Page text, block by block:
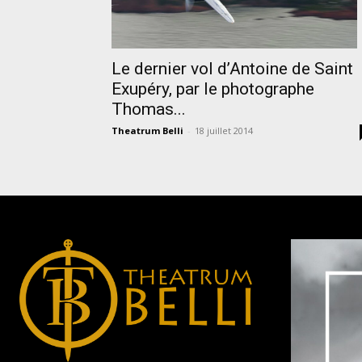
Le dernier vol d’Antoine de Saint
Exupéry, par le photographe
Thomas...
Theatrum Belli - 18 juillet 2014